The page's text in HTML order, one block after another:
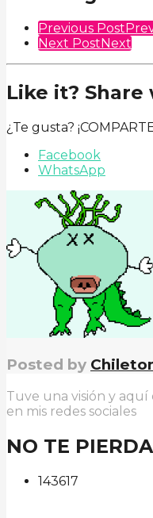
Previous Post
Next PostNext
Like it?
¿Te gusta?
Facebook
WhatsApp
Posted by
Tuve una visión y aquí
en mis redes sociales
NO TE
143617